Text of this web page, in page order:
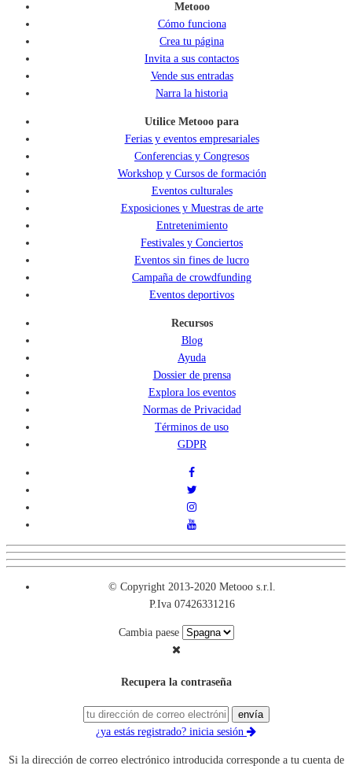
Metooo
Cómo funciona
Crea tu página
Invita a sus contactos
Vende sus entradas
Narra la historia
Utilice Metooo para
Ferias y eventos empresariales
Conferencias y Congresos
Workshop y Cursos de formación
Eventos culturales
Exposiciones y Muestras de arte
Entretenimiento
Festivales y Conciertos
Eventos sin fines de lucro
Campaña de crowdfunding
Eventos deportivos
Recursos
Blog
Ayuda
Dossier de prensa
Explora los eventos
Normas de Privacidad
Términos de uso
GDPR
© Copyright 2013-2020 Metooo s.r.l.
P.Iva 07426331216
Cambia paese
Recupera la contraseña
envía
¿ya estás registrado? inicia sesión
Si la dirección de correo electrónico introducida corresponde a tu cuenta de